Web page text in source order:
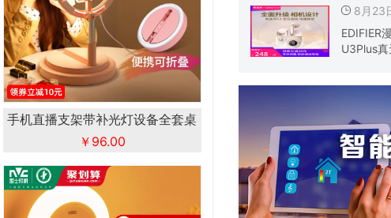
手机直播支架带补光灯设备全套桌
面主播
￥96.00
8月
EDIFIER
U3Plus